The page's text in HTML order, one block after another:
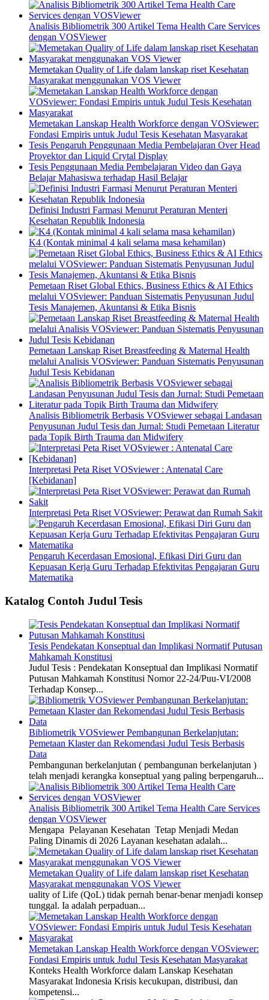
Analisis Bibliometrik 300 Artikel Tema Health Care Services
dengan VOSViewer
Memetakan Quality of Life dalam lanskap riset Kesehatan
Masyarakat menggunakan VOS Viewer
Memetakan Lanskap Health Workforce dengan VOSviewer:
Fondasi Empiris untuk Judul Tesis Kesehatan Masyarakat
Tesis Pengaruh Penggunaan Media Pembelajaran Over Head
Proyektor dan Liquid Crytal Display
Tesis Penggunaan Media Pembelajaran Video dan Gaya
Belajar Mahasiswa terhadap Hasil Belajar
Definisi Industri Farmasi Menurut Peraturan Menteri
Kesehatan Republik Indonesia
K4 (Kontak minimal 4 kali selama masa kehamilan)
Pemetaan Riset Global Ethics, Business Ethics & AI Ethics
melalui VOSviewer: Panduan Sistematis Penyusunan Judul
Tesis Manajemen, Akuntansi & Etika Bisnis
Pemetaan Lanskap Riset Breastfeeding & Maternal Health
melalui Analisis VOSviewer: Panduan Sistematis Penyusunan
Judul Tesis Kebidanan
Analisis Bibliometrik Berbasis VOSviewer sebagai Landasan
Penyusunan Judul Tesis dan Jurnal: Studi Pemetaan Literatur
pada Topik Birth Trauma dan Midwifery
Interpretasi Peta Riset VOSviewer : Antenatal Care
[Kebidanan]
Interpretasi Peta Riset VOSviewer: Perawat dan Rumah Sakit
Pengaruh Kecerdasan Emosional, Efikasi Diri Guru dan
Kepuasan Kerja Guru Terhadap Efektivitas Pengajaran Guru
Matematika
Katalog Contoh Judul Tesis
Tesis Pendekatan Konseptual dan Implikasi Normatif Putusan
Mahkamah Konstitusi
Judul Tesis : Pendekatan Konseptual dan Implikasi Normatif
Putusan Mahkamah Konstitusi Nomor 22-24/Puu-VI/2008
Terhadap Konsep...
Bibliometrik VOSviewer Pembangunan Berkelanjutan:
Pemetaan Klaster dan Rekomendasi Judul Tesis Berbasis
Data
Pembangunan berkelanjutan ( pembangunan berkelanjutan )
telah menjadi kerangka konseptual yang paling berpengaruh...
Analisis Bibliometrik 300 Artikel Tema Health Care Services
dengan VOSViewer
Mengapa Pelayanan Kesehatan Tetap Menjadi Medan
Paling Dinamis di 2026 Layanan kesehatan adalah...
Memetakan Quality of Life dalam lanskap riset Kesehatan
Masyarakat menggunakan VOS Viewer
uality of Life (QoL) tidak pernah benar-benar menjadi konsep
tunggal. Ia adalah perpaduan...
Memetakan Lanskap Health Workforce dengan VOSviewer:
Fondasi Empiris untuk Judul Tesis Kesehatan Masyarakat
Konteks Health Workforce dalam Lanskap Kesehatan
Masyarakat Indonesia Krisis kecukupan, distribusi, dan
kompetensi...